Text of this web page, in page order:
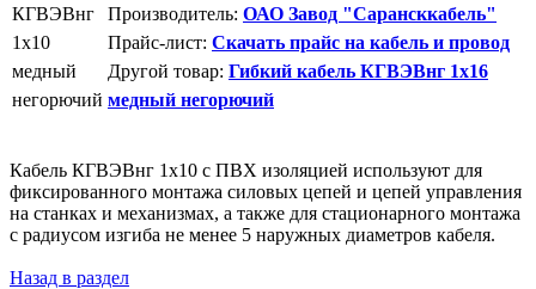
Производитель: ОАО Завод "Сарансккабель"
Прайс-лист: Скачать прайс на кабель и провод
Другой товар: Гибкий кабель КГВЭВнг 1х16
медный негорючий
Кабель КГВЭВнг 1х10 с ПВХ изоляцией используют для
фиксированного монтажа силовых цепей и цепей управления
на станках и механизмах, а также для стационарного монтажа
с радиусом изгиба не менее 5 наружных диаметров кабеля.
Назад в раздел